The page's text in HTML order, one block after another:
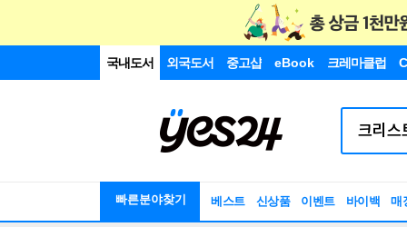
국내도서 외국도서 중고샵 eBook 크레마클럽
빠른분야찾기 베스트 신상품 이벤트 바이백 매